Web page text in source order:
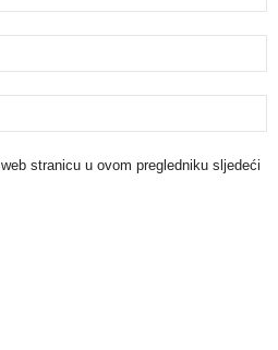
stranicu u ovom pregledniku sljedeći